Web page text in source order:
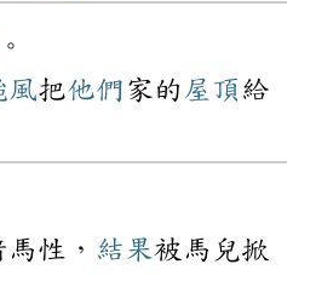
。
風把他們 家的 屋頂 給
性， 結果被馬兒掀